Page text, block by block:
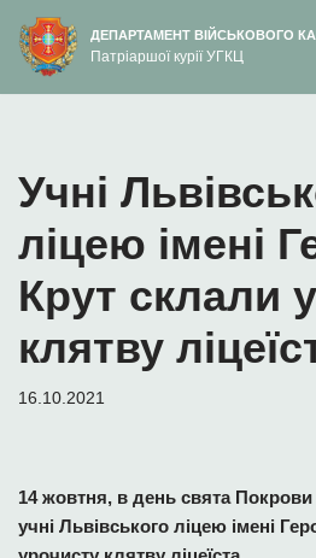
вмісту
Перейти
до
ДЕПАРТАМЕНТ ВІЙСЬКОВОГО
Патріаршої курії УГКЦ
Учні
ліцею імені
Крут склали
клятву
16.10.2021
14 жовтня, в день свята Покрови
учні Львівського ліцею імені